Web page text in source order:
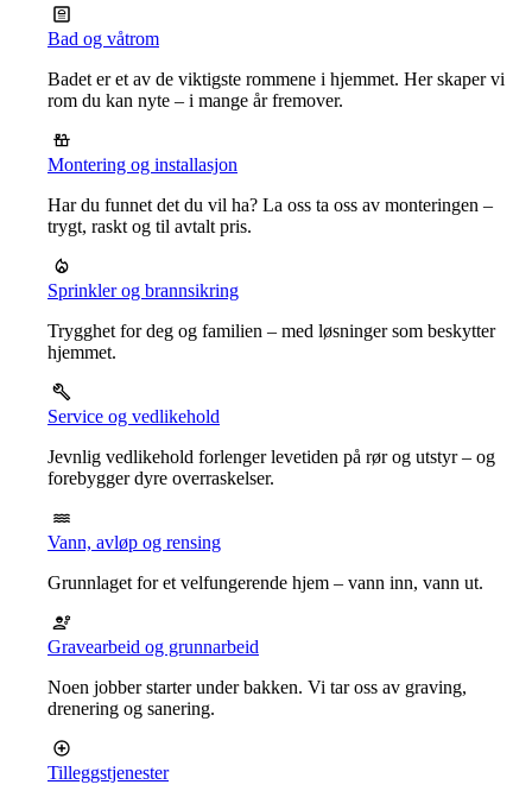
Bad og våtrom
Badet er et av de viktigste rommene i hjemmet. Her skaper vi
rom du kan nyte – i mange år fremover.
Montering og installasjon
Har du funnet det du vil ha? La oss ta oss av monteringen –
trygt, raskt og til avtalt pris.
Sprinkler og brannsikring
Trygghet for deg og familien – med løsninger som beskytter
hjemmet.
Service og vedlikehold
Jevnlig vedlikehold forlenger levetiden på rør og utstyr – og
forebygger dyre overraskelser.
Vann, avløp og rensing
Grunnlaget for et velfungerende hjem – vann inn, vann ut.
Gravearbeid og grunnarbeid
Noen jobber starter under bakken. Vi tar oss av graving,
drenering og sanering.
Tilleggstjenester